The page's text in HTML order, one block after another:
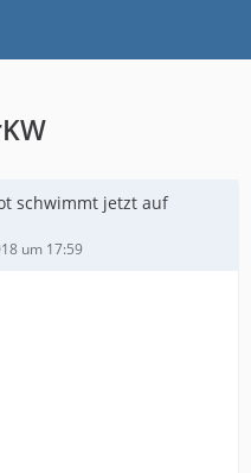
schwimmt jetzt auf
um 17:59